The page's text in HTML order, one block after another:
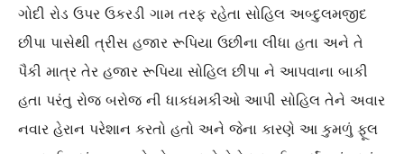
ગોદી રોડ ઉપર ઉકરડી ગામ તરફ રહેતા સોહિલ અબ્દુલમજીદ
છીપા પાસેથી ત્રીસ હજાર રૂપિયા ઉછીના લીધા હતા અને તે
પૈકી માત્ર તેર હજાર રૂપિયા સોહિલ છીપા ને આપવાના બાકી
હતા પરંતુ રોજ બરોજ ની ધાકધમકીઓ આપી સોહિલ તેને અવાર
નવાર હેરાન પરેશાન કરતો હતો અને જેના કારણે આ કુમળું ફૂલ